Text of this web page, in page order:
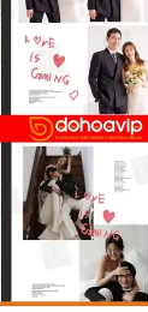
10.000₫
Mua ngay